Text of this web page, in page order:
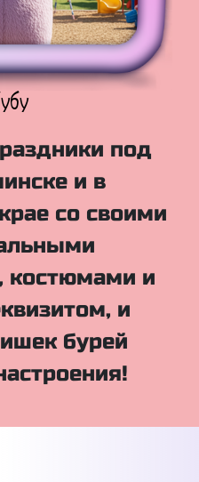
Лол
под
и в
со своими
костюмами и
и
бурей